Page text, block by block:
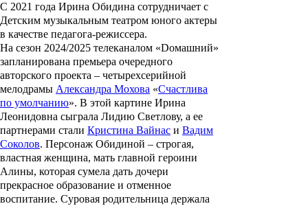
С 2021 года Ирина Обидина сотрудничает с
Детским музыкальным театром юного актеры
в качестве педагога-режиссера.
На сезон 2024/2025 телеканалом «Dомашний»
запланирована премьера очередного
авторского проекта – четырехсерийной
мелодрамы Александра Мохова «Счастлива
по умолчанию». В этой картине Ирина
Леонидовна сыграла Лидию Светлову, а ее
партнерами стали Кристина Вайнас и Вадим
Соколов. Персонаж Обидиной – строгая,
властная женщина, мать главной героини
Алины, которая сумела дать дочери
прекрасное образование и отменное
воспитание. Суровая родительница держала